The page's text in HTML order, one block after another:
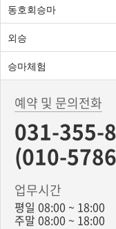
동호회승마
외승
승마체험
예약 및 문의전화
031-355-
(010-
업무시간
평일 08:00 ~ 18:00
주말 08:00 ~ 18:00